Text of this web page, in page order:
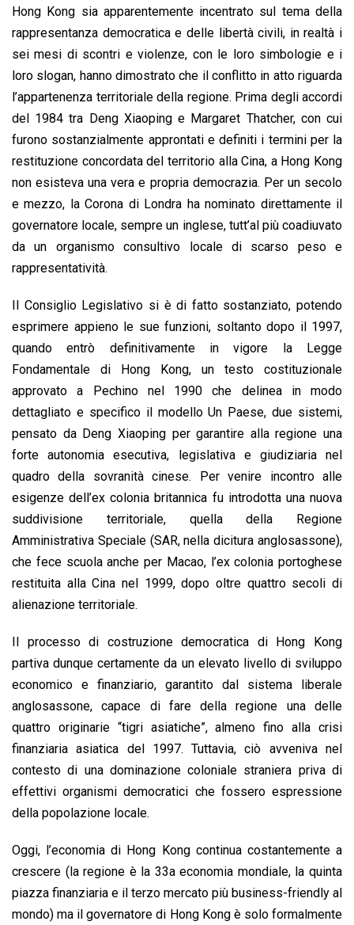
Hong Kong sia apparentemente incentrato sul tema della
rappresentanza democratica e delle libertà civili, in realtà i
sei mesi di scontri e violenze, con le loro simbologie e i
loro slogan, hanno dimostrato che il conflitto in atto riguarda
l’appartenenza territoriale della regione. Prima degli accordi
del 1984 tra Deng Xiaoping e Margaret Thatcher, con cui
furono sostanzialmente approntati e definiti i termini per la
restituzione concordata del territorio alla Cina, a Hong Kong
non esisteva una vera e propria democrazia. Per un secolo
e mezzo, la Corona di Londra ha nominato direttamente il
governatore locale, sempre un inglese, tutt’al più coadiuvato
da un organismo consultivo locale di scarso peso e
rappresentatività.
Il Consiglio Legislativo si è di fatto sostanziato, potendo
esprimere appieno le sue funzioni, soltanto dopo il 1997,
quando entrò definitivamente in vigore la Legge
Fondamentale di Hong Kong, un testo costituzionale
approvato a Pechino nel 1990 che delinea in modo
dettagliato e specifico il modello Un Paese, due sistemi,
pensato da Deng Xiaoping per garantire alla regione una
forte autonomia esecutiva, legislativa e giudiziaria nel
quadro della sovranità cinese. Per venire incontro alle
esigenze dell’ex colonia britannica fu introdotta una nuova
suddivisione territoriale, quella della Regione
Amministrativa Speciale (SAR, nella dicitura anglosassone),
che fece scuola anche per Macao, l’ex colonia portoghese
restituita alla Cina nel 1999, dopo oltre quattro secoli di
alienazione territoriale.
Il processo di costruzione democratica di Hong Kong
partiva dunque certamente da un elevato livello di sviluppo
economico e finanziario, garantito dal sistema liberale
anglosassone, capace di fare della regione una delle
quattro originarie “tigri asiatiche”, almeno fino alla crisi
finanziaria asiatica del 1997. Tuttavia, ciò avveniva nel
contesto di una dominazione coloniale straniera priva di
effettivi organismi democratici che fossero espressione
della popolazione locale.
Oggi, l’economia di Hong Kong continua costantemente a
crescere (la regione è la 33a economia mondiale, la quinta
piazza finanziaria e il terzo mercato più business-friendly al
mondo) ma il governatore di Hong Kong è solo formalmente